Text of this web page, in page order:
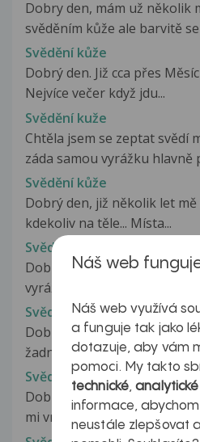
Dobry den, mám už několik
svěděním kůže ale barvitě se
Svědění kůže
Dobrý den. Již cca přes
Nejvíce večer když jdu...
Svědění kuže
Chtěla jsem se zeptat svědí
záda samou vyrážku hlavně
Svědění kůže
Dobrý den, již několik let
kdekoliv na těle... Místa...
Svědění kůže
Dobrý den, loni v listopadu
vyrážka, po čtyřech dnech...
Svědeni kůže
Dobry den svědi mě kuže
žadne popinky, ani vyražky,
Svědění kůže
Dobrý večer, je mi 57 let.
mi vrací svědivost paží...
Náš web
Náš web využívá
a funguje tak jako
dotazuje, aby vám
pomoci. My takto
technické,analytické
informace,
neustále zlepšovat